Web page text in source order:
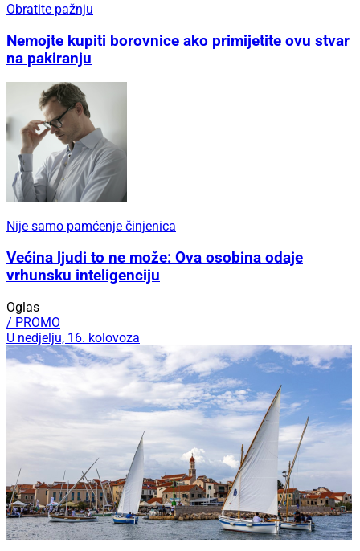
Obratite pažnju
Nemojte kupiti borovnice ako primijetite ovu stvar
na pakiranju
Nije samo pamćenje činjenica
Većina ljudi to ne može: Ova osobina odaje
vrhunsku inteligenciju
Oglas
/ PROMO
U nedjelju, 16. kolovoza